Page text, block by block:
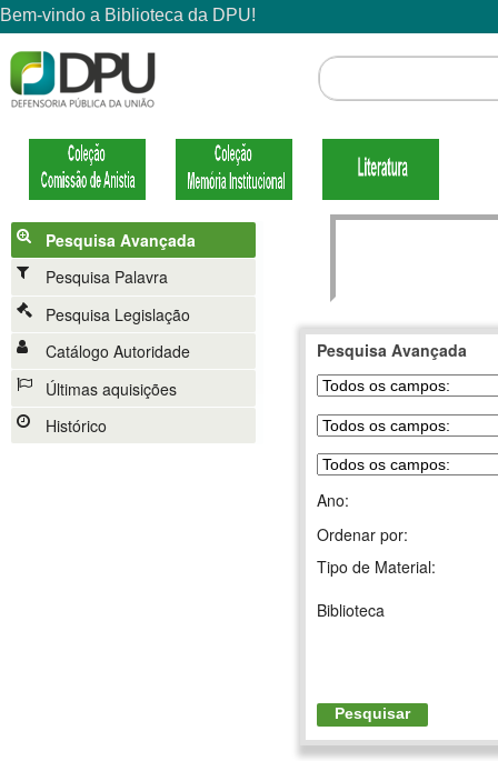
Pesquisa Avançada
Pesquisa Palavra
Pesquisa Legislação
Catálogo Autoridade
Últimas aquisições
Histórico
Pesquisa Avançada
Ano:
Ordenar por:
Tipo de Material:
Biblioteca
Pesquisar